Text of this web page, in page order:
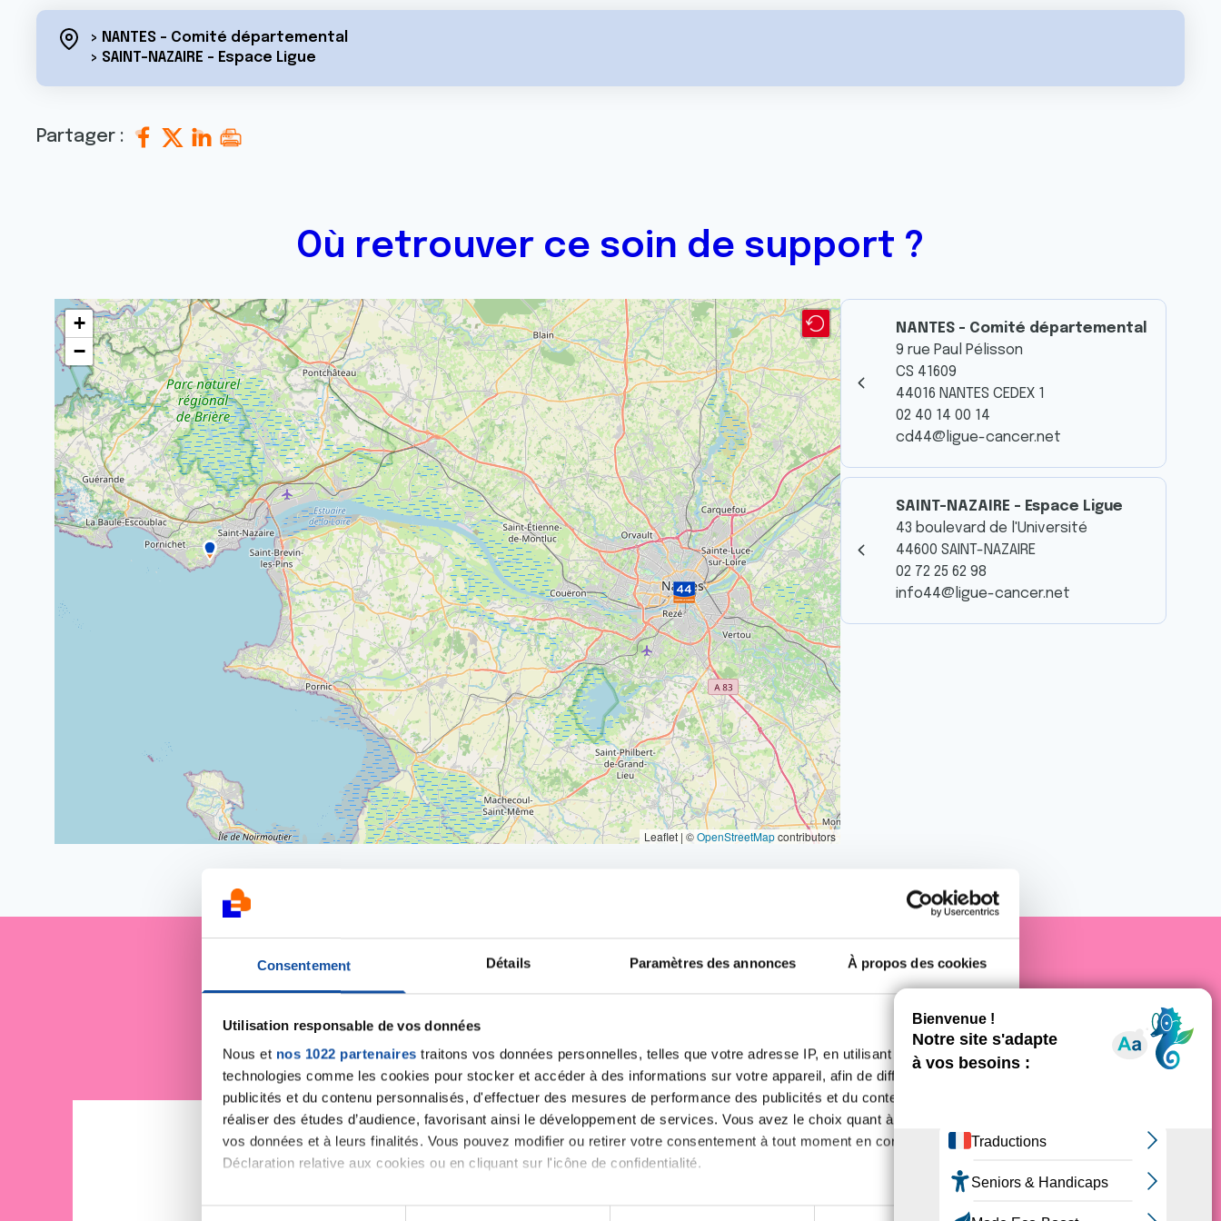
Consentement Détails Paramètres des annonces À propos des cookies
Utilisation responsable de vos données
Nous et nos 1022 partenaires traitons vos données personnelles, telles que votre adresse IP, en utilisant des
technologies comme les cookies pour stocker et accéder à des informations sur votre appareil, afin de diffuser des
publicités et du contenu personnalisés, d'effectuer des mesures de performance des publicités et du contenu, ainsi que de
réaliser des études d’audience, favorisant ainsi le développement de services. Vous avez le choix quant à l'utilisation de
vos données et à leurs finalités. Vous pouvez modifier ou retirer votre consentement à tout moment en consultant la
Déclaration relative aux cookies ou en cliquant sur l'icône de confidentialité.
Si vous le permettez, nous aimerions également :
> NANTES - Comité départemental
> SAINT-NAZAIRE - Espace Ligue
Partager :
Où retrouver ce soin de support ?
+
−
Leaflet | ©OpenStreetMapcontributors
NANTES - Comité départemental
9 rue Paul Pélisson
CS 41609
44016 NANTES CEDEX 1
02 40 14 00 14
cd44@ligue-cancer.net
SAINT-NAZAIRE - Espace Ligue
43 boulevard de l'Université
44600 SAINT-NAZAIRE
02 72 25 62 98
info44@ligue-cancer.net
Je soutiensla Ligue contre le cancer